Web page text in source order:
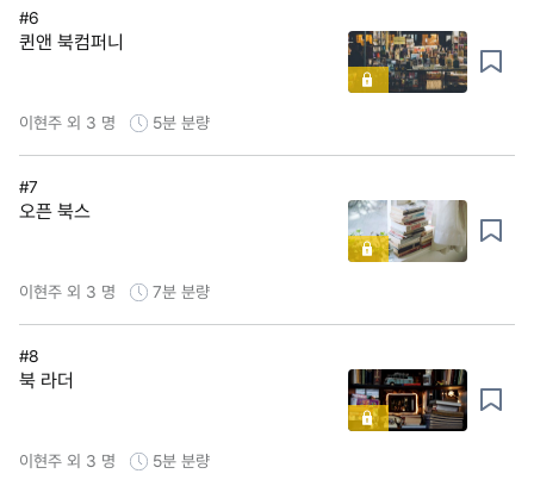
#6
퀸앤 북컴퍼니
이현주 외 3 명 5분 분량
#7
오픈 북스
이현주 외 3 명 7분 분량
#8
북 라더
이현주 외 3 명 5분 분량